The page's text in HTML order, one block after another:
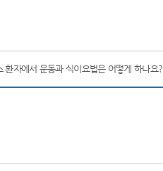
환자에서 운동과 식이요법은 어떻게 하나요?